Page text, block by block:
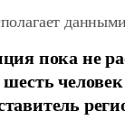
пока не